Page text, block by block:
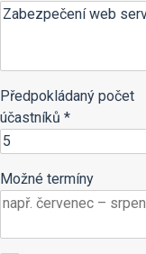
Předpokládaný počet
účastníků *
Možné termíny